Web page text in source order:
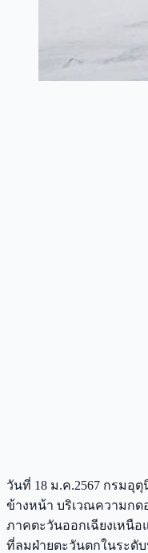
วันที่ 18 ม.ค.2567 กรมอุ
ข้างหน้า บริเวณความกด
ภาคตะวันออกเฉียงเหนื
ที่ลมฝ่ายตะวันตกในระดั